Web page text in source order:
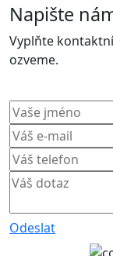
Napište
Vyplňte
ozveme.
Odeslat